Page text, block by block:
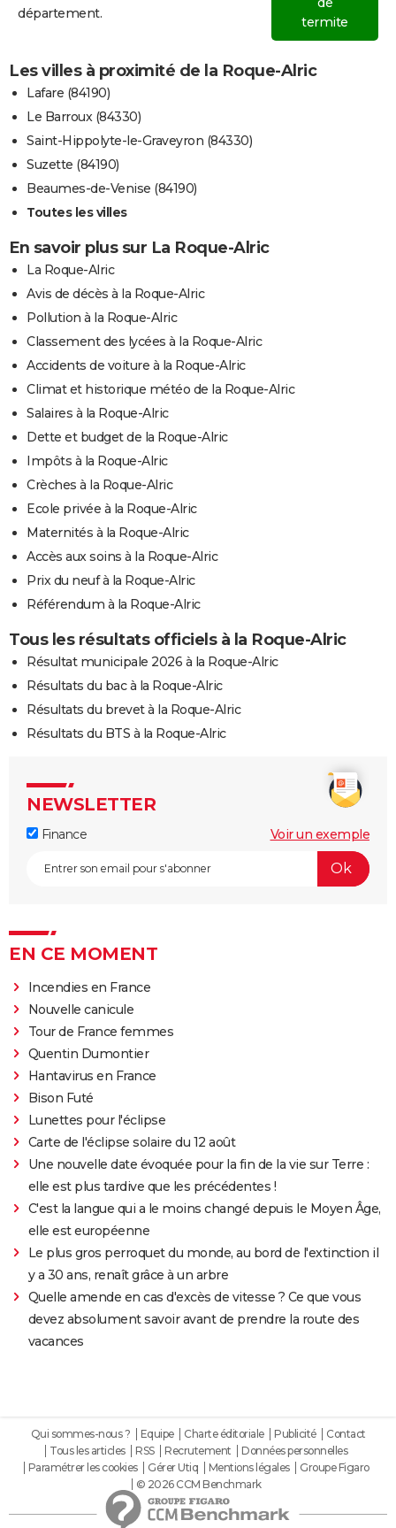
département.
termite
Les villes à proximité de la Roque-Alric
Lafare (84190)
Le Barroux (84330)
Saint-Hippolyte-le-Graveyron (84330)
Suzette (84190)
Beaumes-de-Venise (84190)
Toutes les villes
En savoir plus sur La Roque-Alric
La Roque-Alric
Avis de décès à la Roque-Alric
Pollution à la Roque-Alric
Classement des lycées à la Roque-Alric
Accidents de voiture à la Roque-Alric
Climat et historique météo de la Roque-Alric
Salaires à la Roque-Alric
Dette et budget de la Roque-Alric
Impôts à la Roque-Alric
Crèches à la Roque-Alric
Ecole privée à la Roque-Alric
Maternités à la Roque-Alric
Accès aux soins à la Roque-Alric
Prix du neuf à la Roque-Alric
Référendum à la Roque-Alric
Tous les résultats officiels à la Roque-Alric
Résultat municipale 2026 à la Roque-Alric
Résultats du bac à la Roque-Alric
Résultats du brevet à la Roque-Alric
Résultats du BTS à la Roque-Alric
NEWSLETTER
Finance Voir un exemple
EN CE MOMENT
Incendies en France
Nouvelle canicule
Tour de France femmes
Quentin Dumontier
Hantavirus en France
Bison Futé
Lunettes pour l'éclipse
Carte de l'éclipse solaire du 12 août
Une nouvelle date évoquée pour la fin de la vie sur Terre :
elle est plus tardive que les précédentes !
C'est la langue qui a le moins changé depuis le Moyen Âge,
elle est européenne
Le plus gros perroquet du monde, au bord de l'extinction il
y a 30 ans, renaît grâce à un arbre
Quelle amende en cas d'excès de vitesse ? Ce que vous
devez absolument savoir avant de prendre la route des
vacances
Qui sommes-nous ? Equipe Charte éditoriale Publicité
Contact
Tous les articles
RSS Recrutement
Données personnelles
Paramétrer les cookies
Gérer Utiq Mentions légales
Groupe Figaro
© 2026 CCM Benchmark